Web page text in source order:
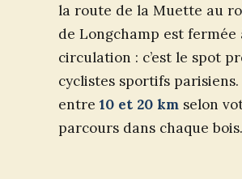
la route de la Muette au
de Longchamp est fermée
circulation : c’est le spot
cyclistes sportifs
entre 10 et 20 km selon
parcours dans chaque bois.